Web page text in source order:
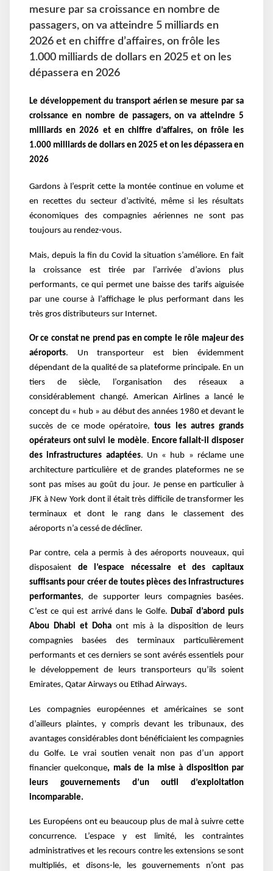
mesure par sa croissance en nombre de
passagers, on va atteindre 5 milliards en
2026 et en chiffre d’affaires, on frôle les
1.000 milliards de dollars en 2025 et on les
dépassera en 2026
Le développement du transport aérien se mesure par sa
croissance en nombre de passagers, on va atteindre 5
milliards en 2026 et en chiffre d’affaires, on frôle les
1.000 milliards de dollars en 2025 et on les dépassera en
2026
Gardons à l’esprit cette la montée continue en volume et
en recettes du secteur d’activité, même si les résultats
économiques des compagnies aériennes ne sont pas
toujours au rendez-vous.
Mais, depuis la fin du Covid la situation s’améliore. En fait
la croissance est tirée par l’arrivée d’avions plus
performants, ce qui permet une baisse des tarifs aiguisée
par une course à l’affichage le plus performant dans les
très gros distributeurs sur Internet.
Or ce constat ne prend pas en compte le rôle majeur des
aéroports. Un transporteur est bien évidemment
dépendant de la qualité de sa plateforme principale. En un
tiers de siècle, l’organisation des réseaux a
considérablement changé. American Airlines a lancé le
concept du « hub » au début des années 1980 et devant le
succès de ce mode opératoire,tous les autres grands
opérateurs ont suivi le modèle. Encore fallait-il disposer
des infrastructures adaptées. Un « hub » réclame une
architecture particulière et de grandes plateformes ne se
sont pas mises au goût du jour. Je pense en particulier à
JFK à New York dont il était très difficile de transformer les
terminaux et dont le rang dans le classement des
aéroports n’a cessé de décliner.
Par contre, cela a permis à des aéroports nouveaux, qui
disposaient de l’espace nécessaire et des capitaux
suffisants pour créer de toutes pièces des infrastructures
performantes, de supporter leurs compagnies basées.
C’est ce qui est arrivé dans le Golfe.Dubaï d’abord puis
Abou Dhabi et Dohaont mis à la disposition de leurs
compagnies basées des terminaux particulièrement
performants et ces derniers se sont avérés essentiels pour
le développement de leurs transporteurs qu’ils soient
Emirates, Qatar Airways ou Etihad Airways.
Les compagnies européennes et américaines se sont
d’ailleurs plaintes, y compris devant les tribunaux, des
avantages considérables dont bénéficiaient les compagnies
du Golfe. Le vrai soutien venait non pas d’un apport
financier quelconque, mais de la mise à disposition par
leurs gouvernements d’un outil d’exploitation
incomparable.
Les Européens ont eu beaucoup plus de mal à suivre cette
concurrence. L’espace y est limité, les contraintes
administratives et les recours contre les extensions se sont
multipliés, et disons-le, les gouvernements n’ont pas